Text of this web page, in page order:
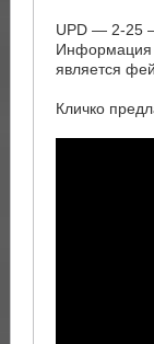
UPD — 2-25
Информация
является
Кличко